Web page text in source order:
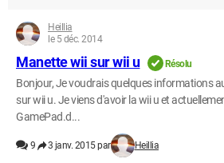
Heillia
le 5 déc. 2014
Manette wii sur wii u Résolu
Bonjour, Je voudrais quelques informations
sur wii u. Je viens d'avoir la wii u et
GamePad.d...
9 3 janv. 2015 par Heillia